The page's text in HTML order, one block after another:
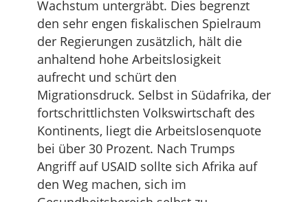
Wachstum untergräbt. Dies begrenzt
den sehr engen fiskalischen Spielraum
der Regierungen zusätzlich, hält die
anhaltend hohe Arbeitslosigkeit
aufrecht und schürt den
Migrationsdruck. Selbst in Südafrika, der
fortschrittlichsten Volkswirtschaft des
Kontinents, liegt die Arbeitslosenquote
bei über 30 Prozent. Nach Trumps
Angriff auf USAID sollte sich Afrika auf
den Weg machen, sich im